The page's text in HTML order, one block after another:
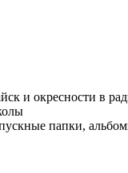
и окресности в
папки,